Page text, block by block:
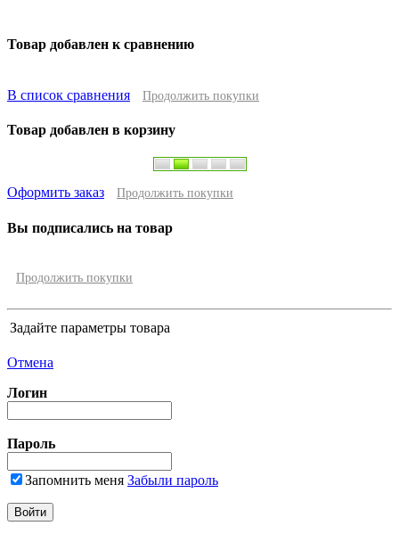
Товар добавлен к сравнению
В список сравнения Продолжить покупки
Товар добавлен в корзину
Оформить заказ Продолжить покупки
Вы подписались на товар
Продолжить покупки
Задайте параметры товара
Отмена
Логин
Пароль
Запомнить меня Забыли пароль